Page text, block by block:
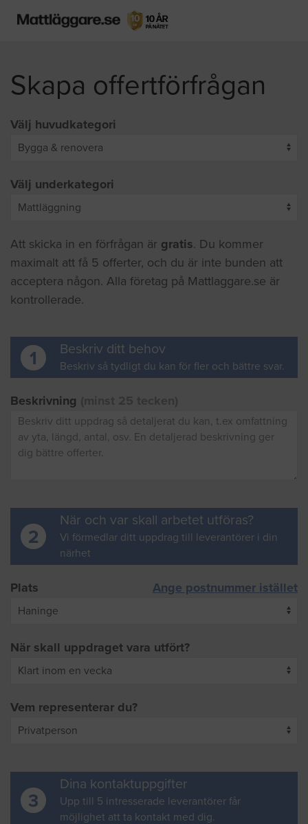
Skapa offertförfrågan
Välj huvudkategori
Välj underkategori
Att skicka in en förfrågan är gratis. Du kommer
maximalt att få 5 offerter, och du är inte bunden att
acceptera någon. Alla företag på Mattlaggare.se är
kontrollerade.
1 Beskriv ditt behov
Beskriv så tydligt du kan för fler och bättre svar.
Beskrivning
2
När och var skall arbetet utföras?
Vi förmedlar ditt uppdrag till leverantörer i din
närhet
Plats Ange postnummer istället
När skall uppdraget vara utfört?
Vem representerar du?
3
Dina kontaktuppgifter
Upp till 5 intresserade leverantörer får
möjlighet att ta kontakt med dig.